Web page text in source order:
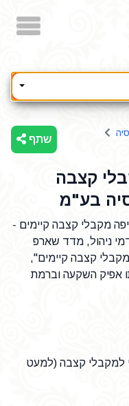
שתף
קצבה
בע"מ
מקבלי קצבה קיימים -
דמי ניהול, מדד שארפ
קצבה קיימים",
אפיק השקעה וברמת
למקבלי קצבה (למעט